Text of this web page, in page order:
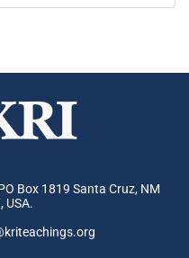
Box 1819 Santa Cruz, NM
USA.